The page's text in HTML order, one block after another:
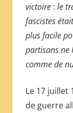
victoire: le
fascistes
plus facile
partisans ne
comme de
Le 17 juillet
de guerre